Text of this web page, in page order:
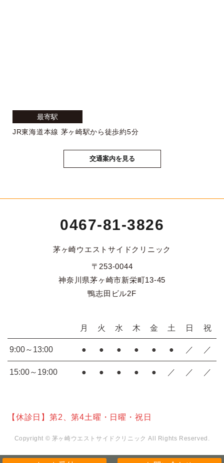
最寄駅
JR東海道本線 茅ヶ崎駅から徒歩約5分
交通案内を見る
0467-81-3826
茅ヶ崎ウエストサイドクリニック
〒253-0044
神奈川県茅ヶ崎市新栄町13-45
鴨志田ビル2F
月 火 水 木 金 土 日 祝
9:00～13:00 ● ● ● ● ● ● ／ ／
15:00～19:00 ● ● ● ● ● ／ ／ ／
【休診日】第2、第4土曜・日曜・祝日
Copyright © 茅ヶ崎ウエストサイドクリニック All Rights Reserved.